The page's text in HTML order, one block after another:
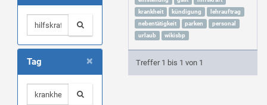
×
Tag
krankheit
kündigung
lehrauftrag
nebentätigkeit
parken
personal
urlaub
wikisbp
Treffer 1 bis 1 von 1